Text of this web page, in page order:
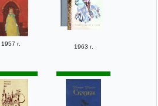
1957 г. 1963 г.